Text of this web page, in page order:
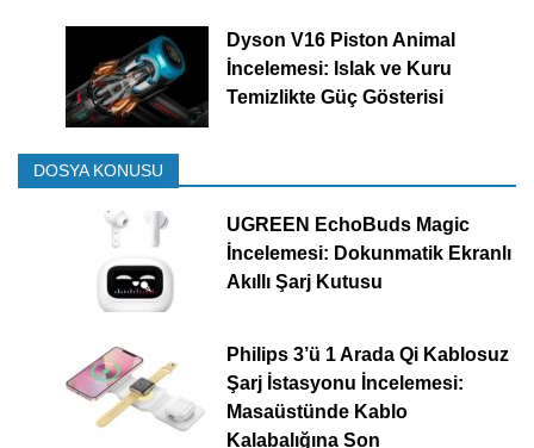
Dyson V16 Piston Animal
İncelemesi: Islak ve Kuru
Temizlikte Güç Gösterisi
DOSYA KONUSU
UGREEN EchoBuds Magic
İncelemesi: Dokunmatik Ekranlı
Akıllı Şarj Kutusu
Philips 3’ü 1 Arada Qi Kablosuz
Şarj İstasyonu İncelemesi:
Masaüstünde Kablo
Kalabalığına Son